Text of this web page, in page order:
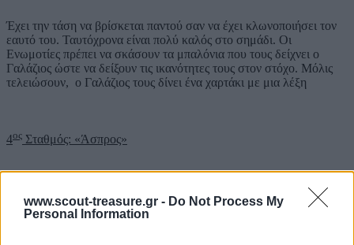
www.scout-treasure.gr - Do Not Process My
Personal Information
Έχει την τάση να βρίσκεται παντού σαν να έχει κλωνοποιήσει τον
εαυτό του. Ταυτόχρονα είναι πολύ καλός στο σημάδι. Οι
Ενωμοτίες πρέπει να σκάσουν τα μπαλόνια που τους δείχνει ο
Γαλάζιος ώστε να δείξουν τις ικανότητες τους στον στόχο. Μόλις
τελειώσουν, ο Γαλάζιος τους δίνει ένα χαρτάκι με μια λέξη
4ος Σταθμός: «Άσπρος»
Είναι πολυάσχολος και ζητάει από τις Ενωμοτίες να τον βοηθήσουν
στις εργασίες που έχει να κάνει για το γεύμα του χωριού. Τα παιδιά
παίρνουν μέρος στην προετοιμασία του μεσημεριανού.